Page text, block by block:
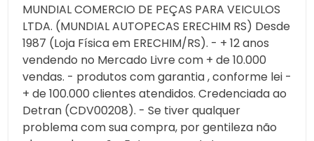
MUNDIAL COMERCIO DE PEÇAS PARA VEICULOS
LTDA. (MUNDIAL AUTOPECAS ERECHIM RS) Desde
1987 (Loja Física em ERECHIM/RS). - + 12 anos
vendendo no Mercado Livre com + de 10.000
vendas. - produtos com garantia , conforme lei -
+ de 100.000 clientes atendidos. Credenciada ao
Detran (CDV00208). - Se tiver qualquer
problema com sua compra, por gentileza não